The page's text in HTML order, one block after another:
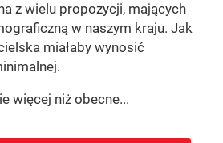
z wielu propozycji, mających
w naszym kraju. Jak
miałaby wynosić
więcej niż obecne...